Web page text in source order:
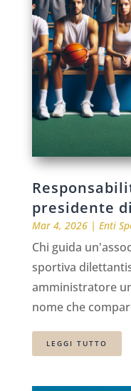
presidente di
Mar 4, 2026| Enti
Chi guida
sportiva
amministratore
nome che
LEGGI TUTTO